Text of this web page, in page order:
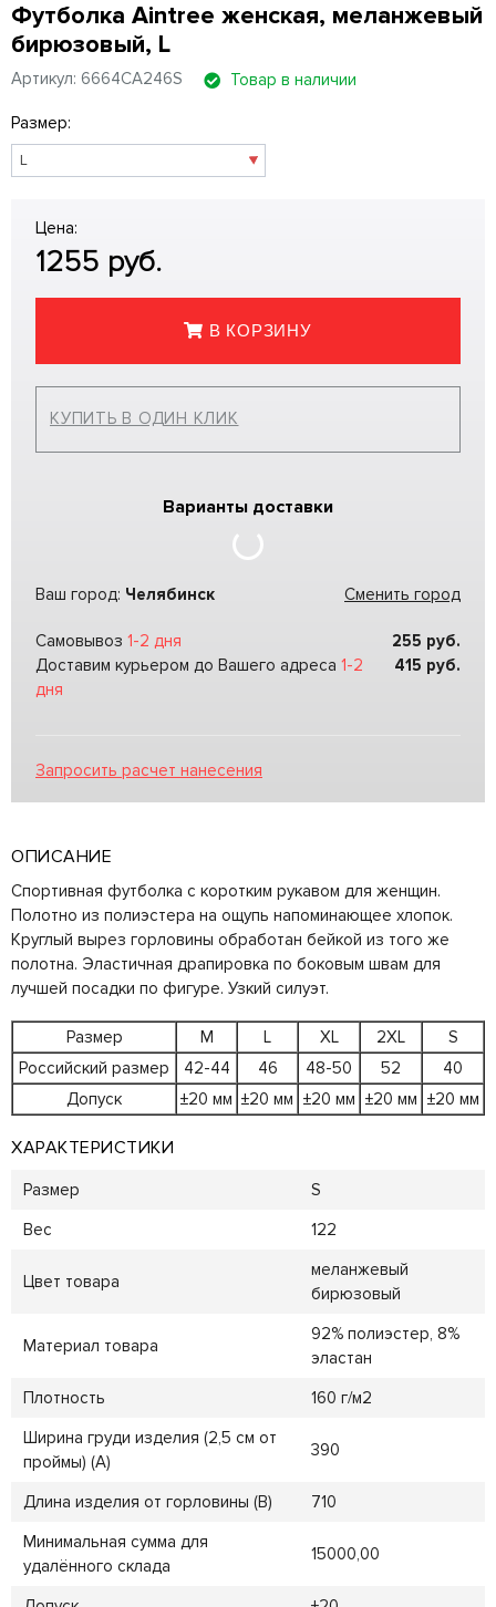
Футболка Aintree женская, меланжевый
бирюзовый, L
Артикул: 6664CA246S Товар в наличии
Размер:
Цена:
1255 руб.
В КОРЗИНУ
КУПИТЬ В ОДИН КЛИК
Варианты доставки
Ваш город: Челябинск Сменить город
Самовывоз 1-2 дня 255 руб.
Доставим курьером до Вашего адреса 1-2
дня
415 руб.
Запросить расчет нанесения
ОПИСАНИЕ
Спортивная футболка с коротким рукавом для женщин.
Полотно из полиэстера на ощупь напоминающее хлопок.
Круглый вырез горловины обработан бейкой из того же
полотна. Эластичная драпировка по боковым швам для
лучшей посадки по фигуре. Узкий силуэт.
Размер M L XL 2XL
S
Российский размер
42-44 46 48-50 52
40
Допуск
±20 мм ±20 мм ±20 мм ±20 мм ±20 мм
ХАРАКТЕРИСТИКИ
Размер
S
Вес
122
Цвет товара
меланжевый
бирюзовый
Материал товара
92% полиэстер, 8%
эластан
Плотность
160 г/м2
Ширина груди изделия (2,5 см от
проймы) (A)
390
Длина изделия от горловины (B)
710
Минимальная сумма для
удалённого склада
15000,00